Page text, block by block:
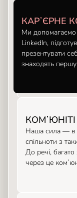
КАРʼЄРНЕ
Ми допомагаємо
LinkedIn,
презентувати
знаходять першу
Наша сила — в
спільноти з
До речі,
через це